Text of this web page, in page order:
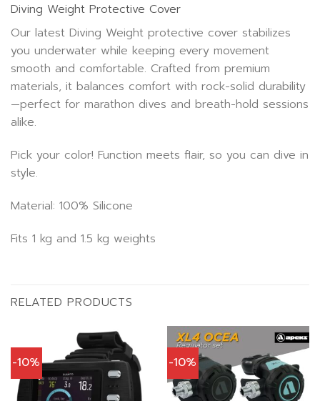
Diving Weight Protective Cover
Our latest Diving Weight protective cover stabilizes
you underwater while keeping every movement
smooth and comfortable. Crafted from premium
materials, it balances comfort with rock-solid durability
—perfect for marathon dives and breath-hold sessions
alike.
Pick your color! Function meets flair, so you can dive in
style.
Material: 100% Silicone
Fits 1 kg and 1.5 kg weights
RELATED PRODUCTS
-10% -10%